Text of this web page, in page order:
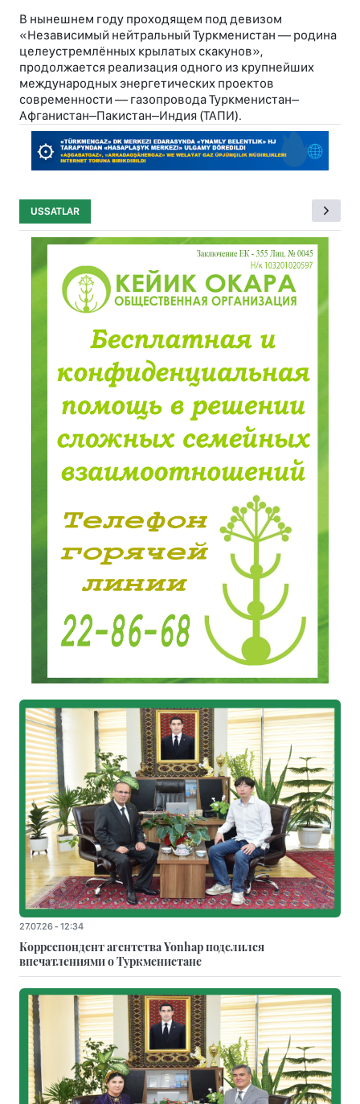
В нынешнем году проходящем под девизом
«Независимый нейтральный Туркменистан — родина
целеустремлённых крылатых скакунов»,
продолжается реализация одного из крупнейших
международных энергетических проектов
современности — газопровода Туркменистан–
Афганистан–Пакистан–Индия (ТАПИ).
USSATLAR
27.07.26 - 12:34
Корреспондент агентства Yonhap поделился
впечатлениями о Туркменистане